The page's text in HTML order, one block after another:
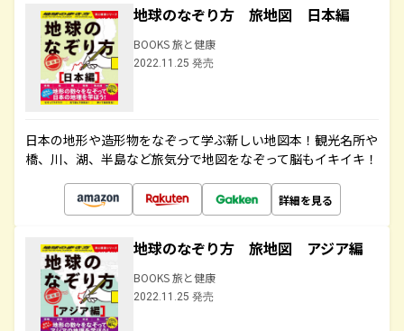
地球のなぞり方 旅地図 日本編
BOOKS 旅と健康
2022.11.25 発売
日本の地形や造形物をなぞって学ぶ新しい地図本！観光名所や
橋、川、湖、半島など旅気分で地図をなぞって脳もイキイキ！
詳細を見る
地球のなぞり方 旅地図 アジア編
BOOKS 旅と健康
2022.11.25 発売